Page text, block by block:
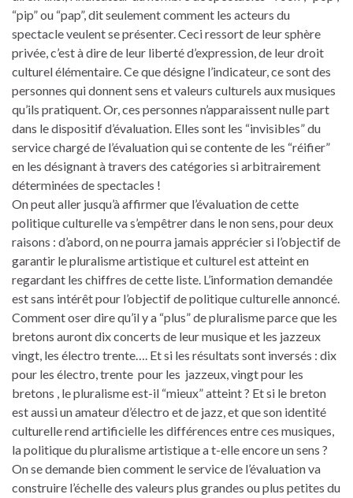
“pip” ou “pap”, dit seulement comment les acteurs du
spectacle veulent se présenter. Ceci ressort de leur sphère
privée, c’est à dire de leur liberté d’expression, de leur droit
culturel élémentaire. Ce que désigne l’indicateur, ce sont des
personnes qui donnent sens et valeurs culturels aux musiques
qu’ils pratiquent. Or, ces personnes n’apparaissent nulle part
dans le dispositif d’évaluation. Elles sont les “invisibles” du
service chargé de l’évaluation qui se contente de les “réifier”
en les désignant à travers des catégories si arbitrairement
déterminées de spectacles !
On peut aller jusqu’à affirmer que l’évaluation de cette
politique culturelle va s’empêtrer dans le non sens, pour deux
raisons : d’abord, on ne pourra jamais apprécier si l’objectif de
garantir le pluralisme artistique et culturel est atteint en
regardant les chiffres de cette liste. L’information demandée
est sans intérêt pour l’objectif de politique culturelle annoncé.
Comment oser dire qu’il y a “plus” de pluralisme parce que les
bretons auront dix concerts de leur musique et les jazzeux
vingt, les électro trente…. Et si les résultats sont inversés : dix
pour les électro, trente pour les jazzeux, vingt pour les
bretons , le pluralisme est-il “mieux” atteint ? Et si le breton
est aussi un amateur d’électro et de jazz, et que son identité
culturelle rend artificielle les différences entre ces musiques,
la politique du pluralisme artistique a t-elle encore un sens ?
On se demande bien comment le service de l’évaluation va
construire l’échelle des valeurs plus grandes ou plus petites du